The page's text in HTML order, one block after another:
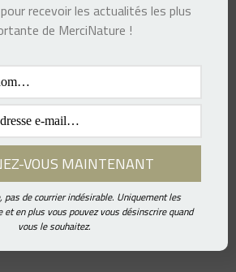
Clair
recevoir les actualités les plus
de MerciNature !
pas de courrier indésirable. Uniquement les
en plus vous pouvez vous désinscrire quand
vous le souhaitez.